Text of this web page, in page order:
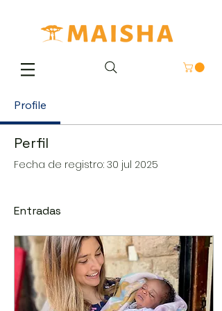
Profile
Perfil
Fecha de registro: 30 jul 2025
Entradas